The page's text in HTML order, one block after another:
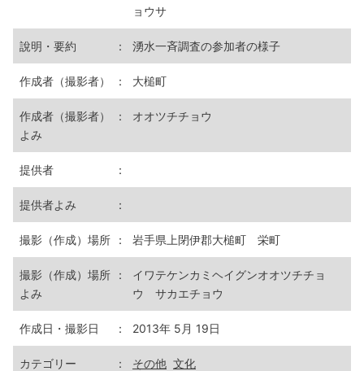
ョウサ
說明・要約 ： 湧水一斉調査の参加者の様子
作成者（撮影者） ： 大槌町
作成者（撮影者）
よみ
： オオツチチョウ
提供者 ：
提供者よみ ：
撮影（作成）場所 ： 岩手県上閉伊郡大槌町 栄町
撮影（作成）場所
よみ
：
イワテケンカミヘイグンオオツチチョ
ウ サカエチョウ
作成日・撮影日 ： 2013年 5月 19日
カテゴリー ： その他 文化